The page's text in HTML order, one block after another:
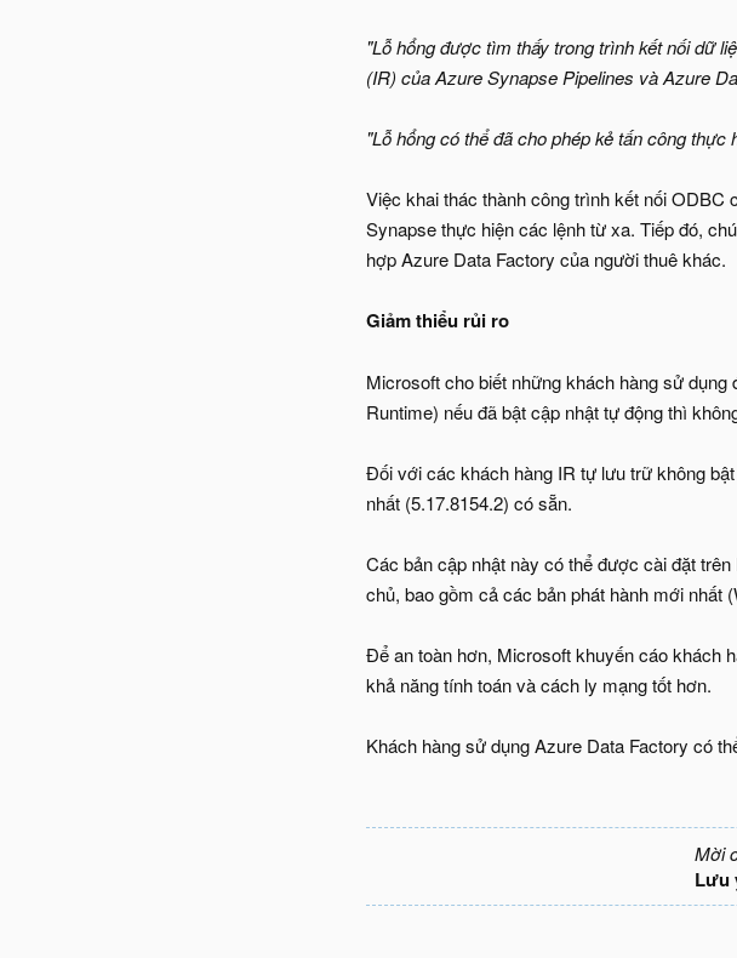
"Lỗ hổng được tìm thấy trong trình kết nối dữ
(IR) của Azure Synapse Pipelines và Azure
"Lỗ hổng có thể đã cho phép kẻ tấn công
Việc khai thác thành công trình kết nối
Synapse thực hiện các lệnh từ xa. Tiếp đó,
hợp Azure Data Factory của người thuê khác.
Giảm thiểu rủi ro
Microsoft cho biết những khách hàng sử
Runtime) nếu đã bật cập nhật tự động thì
Đối với các khách hàng IR tự lưu trữ không
nhất (5.17.8154.2) có sẵn.
Các bản cập nhật này có thể được cài đặt
chủ, bao gồm cả các bản phát hành mới nhất
Để an toàn hơn, Microsoft khuyến cáo khách
khả năng tính toán và cách ly mạng tốt hơn.
Khách hàng sử dụng Azure Data Factory có
Mời
Lưu